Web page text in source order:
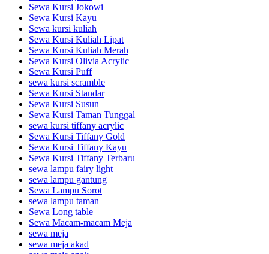
Sewa Kursi Jokowi
Sewa Kursi Kayu
Sewa kursi kuliah
Sewa Kursi Kuliah Lipat
Sewa Kursi Kuliah Merah
Sewa Kursi Olivia Acrylic
Sewa Kursi Puff
sewa kursi scramble
Sewa Kursi Standar
Sewa Kursi Susun
Sewa Kursi Taman Tunggal
sewa kursi tiffany acrylic
Sewa Kursi Tiffany Gold
Sewa Kursi Tiffany Kayu
Sewa Kursi Tiffany Terbaru
sewa lampu fairy light
sewa lampu gantung
Sewa Lampu Sorot
sewa lampu taman
Sewa Long table
Sewa Macam-macam Meja
sewa meja
sewa meja akad